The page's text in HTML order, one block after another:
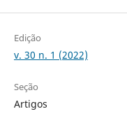
Edição
v. 30 n. 1 (2022)
Seção
Artigos